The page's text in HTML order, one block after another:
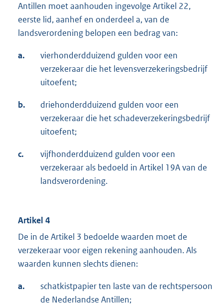
Antillen moet aanhouden ingevolge Artikel 22,
eerste lid, aanhef en onderdeel a, van de
landsverordening belopen een bedrag van:
a.
vierhonderdduizend gulden voor een
verzekeraar die het levensverzekeringsbedrijf
uitoefent;
b.
driehonderdduizend gulden voor een
verzekeraar die het schadeverzekeringsbedrijf
uitoefent;
c.
vijfhonderdduizend gulden voor een
verzekeraar als bedoeld in Artikel 19A van de
landsverordening.
Artikel 4
De in de Artikel 3 bedoelde waarden moet de
verzekeraar voor eigen rekening aanhouden. Als
waarden kunnen slechts dienen:
a.
schatkistpapier ten laste van de rechtspersoon
de Nederlandse Antillen;